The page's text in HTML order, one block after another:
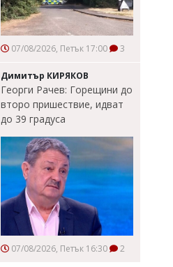
07/08/2026, Петък 17:00 3
Димитър КИРЯКОВ
Георги Рачев: Горещини до
второ пришествие, идват
до 39 градуса
07/08/2026, Петък 16:30 2